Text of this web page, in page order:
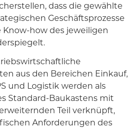
dass die gewählte
Geschäftsprozesse
Know-how des jeweiligen
aus den Bereichen Einkauf,
und Logistik werden als
Standard-Baukastens mit
Teil verknüpft,
Anforderungen des